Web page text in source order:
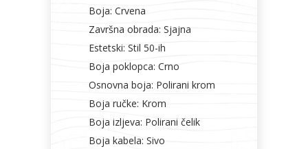
Boja: Crvena
Završna obrada: Sjajna
Estetski: Stil 50-ih
Boja poklopca: Crno
Osnovna boja: Polirani krom
Boja ručke: Krom
Boja izljeva: Polirani čelik
Boja kabela: Sivo